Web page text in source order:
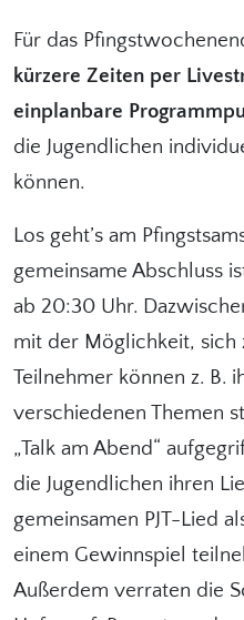
Für das
kürzere Zeiten per
einplanbare
die Jugendlichen
können.
Los geht’s am
gemeinsame Abschluss
ab 20:30 Uhr.
mit der Möglichkeit, sich
Teilnehmer können z. B.
verschiedenen Themen
„Talk am Abend“
die Jugendlichen ihren
gemeinsamen PJT-Lied
einem Gewinnspiel
Außerdem verraten die